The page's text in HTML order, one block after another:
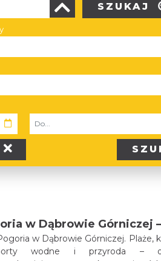
SZUKAJ
w Dąbrowie Górniczej. Plaże,
wodne i przyroda –